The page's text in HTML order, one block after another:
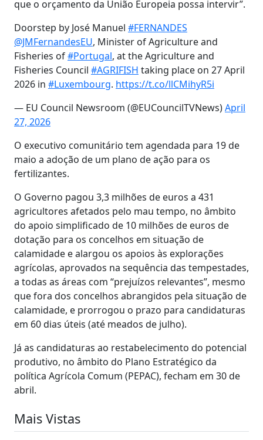
que o orçamento da União Europeia possa intervir”.
Doorstep by José Manuel #FERNANDES
@JMFernandesEU, Minister of Agriculture and
Fisheries of#Portugal, at the Agriculture and
Fisheries Council #AGRIFISH taking place on 27 April
2026 in #Luxembourg. https://t.co/llCMihyR5i
— EU Council Newsroom (@EUCouncilTVNews)April
27, 2026
O executivo comunitário tem agendada para 19 de
maio a adoção de um plano de ação para os
fertilizantes.
O Governo pagou 3,3 milhões de euros a 431
agricultores afetados pelo mau tempo, no âmbito
do apoio simplificado de 10 milhões de euros de
dotação para os concelhos em situação de
calamidade e alargou os apoios às explorações
agrícolas, aprovados na sequência das tempestades,
a todas as áreas com “prejuízos relevantes”, mesmo
que fora dos concelhos abrangidos pela situação de
calamidade, e prorrogou o prazo para candidaturas
em 60 dias úteis (até meados de julho).
Já as candidaturas ao restabelecimento do potencial
produtivo, no âmbito do Plano Estratégico da
política Agrícola Comum (PEPAC), fecham em 30 de
abril.
Mais Vistas